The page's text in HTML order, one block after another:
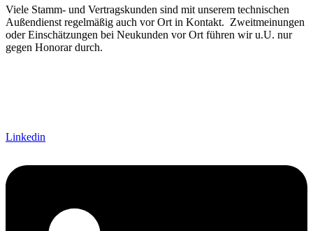
Viele Stamm- und Vertragskunden sind mit unserem technischen
Außendienst regelmäßig auch vor Ort in Kontakt. Zweitmeinungen
oder Einschätzungen bei Neukunden vor Ort führen wir u.U. nur
gegen Honorar durch.
Linkedin